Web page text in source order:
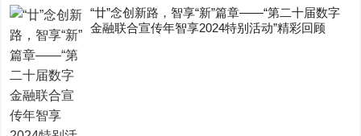
“廿”念创新路，智享“新”篇章——“第二十届数字
金融联合宣传年智享2024特别活动”精彩回顾